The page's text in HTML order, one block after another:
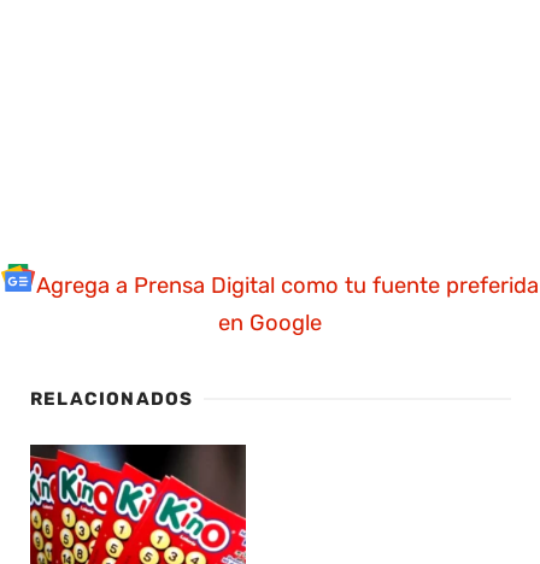
Agrega a Prensa Digital como tu fuente preferida
en Google
RELACIONADOS